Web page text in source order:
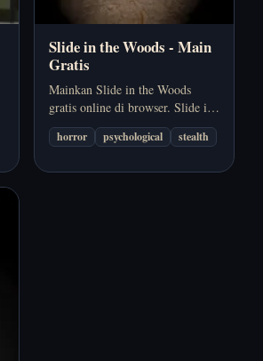
Slide in the Woods - Main
Gratis
Mainkan Slide in the Woods
gratis online di browser. Slide in
the Woods berfokus pada suasana,
ketidakpastian, dan rasa ngeri,
horror psychological stealth